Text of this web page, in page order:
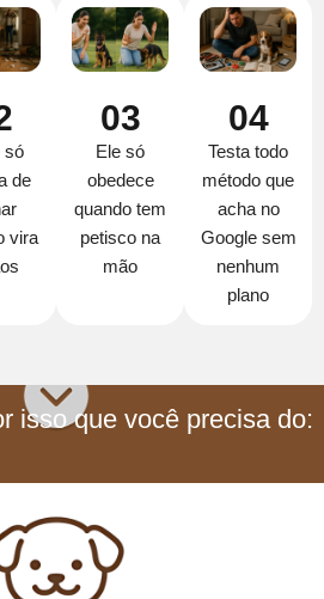
só
de
vira
03
Ele só
obedece
quando tem
petisco na
mão
04
Testa todo
método que
acha no
Google sem
nenhum
plano
isso que você precisa do: